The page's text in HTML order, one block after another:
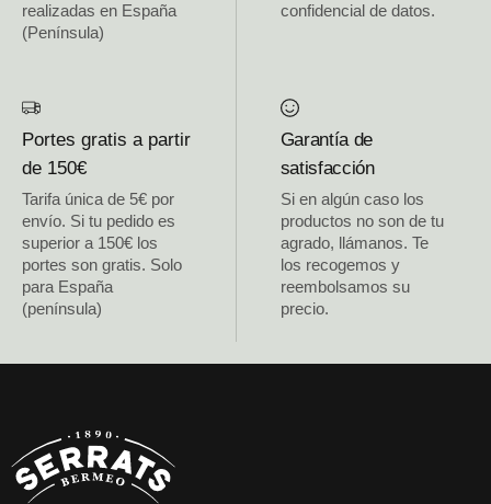
realizadas en España
(Península)
confidencial de datos.
Portes gratis a partir
de 150€
Tarifa única de 5€ por
envío. Si tu pedido es
superior a 150€ los
portes son gratis. Solo
para España
(península)
Garantía de
satisfacción
Si en algún caso los
productos no son de tu
agrado, llámanos. Te
los recogemos y
reembolsamos su
precio.